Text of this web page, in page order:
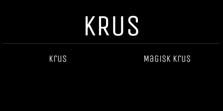
KRUS
Krus Magisk krus